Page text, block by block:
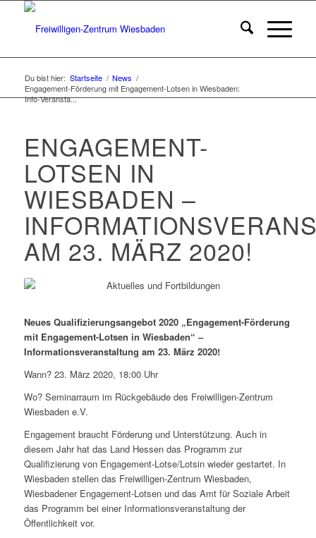
Du bist hier: Startseite / News /
Engagement-Förderung mit Engagement-Lotsen in Wiesbaden:
Info-Veransta...
ENGAGEMENT-
LOTSEN IN
WIESBADEN –
AM 23. MÄRZ 2020!
Neues Qualifizierungsangebot 2020 „Engagement-Förderung
mit Engagement-Lotsen in Wiesbaden“ –
Informationsveranstaltung am 23. März 2020!
Wann? 23. März 2020, 18:00 Uhr
Wo? Seminarraum im Rückgebäude des Freiwilligen-Zentrum
Wiesbaden e.V.
Engagement braucht Förderung und Unterstützung. Auch in
diesem Jahr hat das Land Hessen das Programm zur
Qualifizierung von Engagement-Lotse/Lotsin wieder gestartet. In
Wiesbaden stellen das Freiwilligen-Zentrum Wiesbaden,
Wiesbadener Engagement-Lotsen und das Amt für Soziale Arbeit
das Programm bei einer Informationsveranstaltung der
Öffentlichkeit vor.